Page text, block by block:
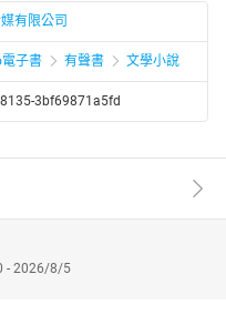
有限公司
子書 有聲書 文學小說
3bf69871a5fd
- 2026/8/5